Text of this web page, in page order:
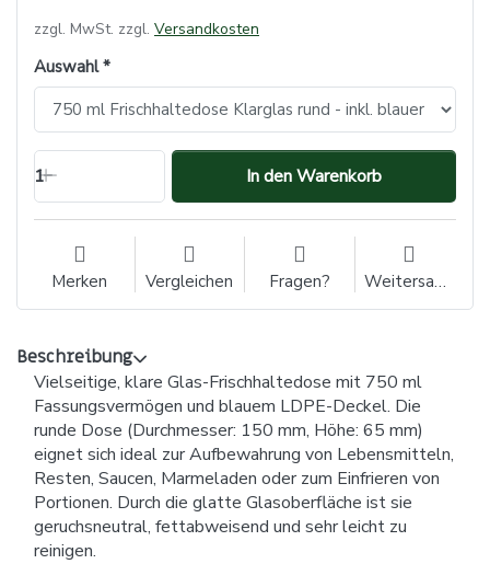
zzgl. MwSt. zzgl. Versandkosten
Auswahl
1 In den Warenkorb
Merken Vergleichen Fragen? Weitersagen
Beschreibung
Vielseitige, klare Glas-Frischhaltedose mit 750 ml
Fassungsvermögen und blauem LDPE-Deckel. Die
runde Dose (Durchmesser: 150 mm, Höhe: 65 mm)
eignet sich ideal zur Aufbewahrung von Lebensmitteln,
Resten, Saucen, Marmeladen oder zum Einfrieren von
Portionen. Durch die glatte Glasoberfläche ist sie
geruchsneutral, fettabweisend und sehr leicht zu
reinigen.